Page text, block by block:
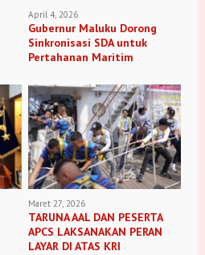
April 4, 2026
Gubernur Maluku Dorong
Sinkronisasi SDA untuk
Pertahanan Maritim
Maret 27, 2026
TARUNA AAL DAN PESERTA
APCS LAKSANAKAN PERAN
LAYAR DI ATAS KRI